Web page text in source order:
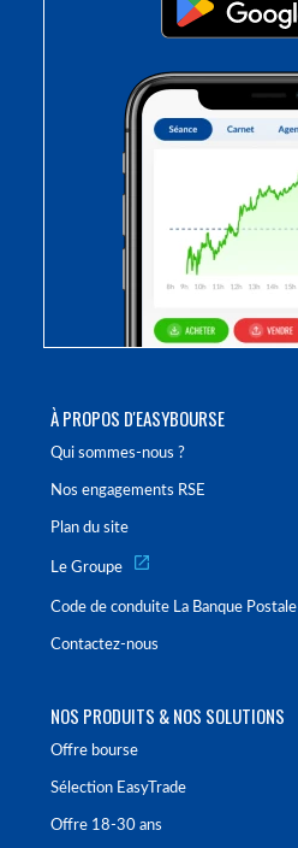
À PROPOS D'EASYBOURSE
Qui sommes-nous ?
Nos engagements RSE
Plan du site
Le Groupe
Code de conduite La Banque Postale
Contactez-nous
NOS PRODUITS & NOS SOLUTIONS
Offre bourse
Sélection EasyTrade
Offre 18-30 ans